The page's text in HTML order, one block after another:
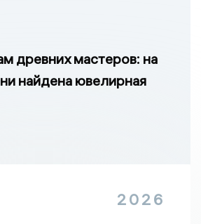
древних мастеров: на
найдена ювелирная
2026